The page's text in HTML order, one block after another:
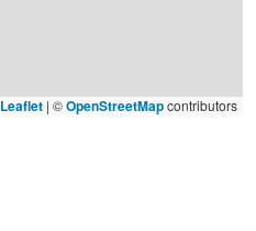
Leaflet | ©OpenStreetMapcontributors